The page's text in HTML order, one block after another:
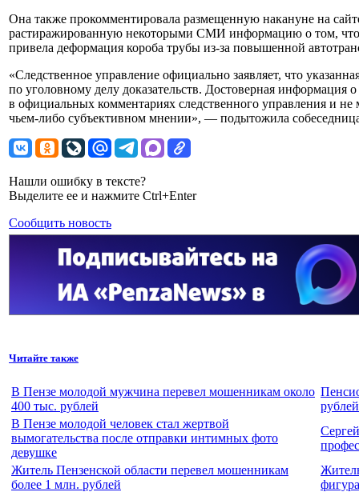
Она также прокомментировала размещенную накануне на
растиражированную некоторыми СМИ информацию о том,
привела деформация короба трубы из-за повышенной
«Следственное управление официально заявляет, что
по уголовному делу доказательств. Достоверная информация
в официальных комментариях следственного управления и
чьем-либо субъективном мнении», — подытожила собеседница
Нашли ошибку в тексте?
Выделите ее и нажмите Ctrl+Enter
Сообщить новость
Читайте также
В Пензе молодой мужчина перевел мошенникам около
400 тыс. рублей
В Пензе молодой человек стал жертвой
вымогательства после отправки интимных фото
девушке
Житель Пензенской области перевел мошенникам
более 1 млн. рублей